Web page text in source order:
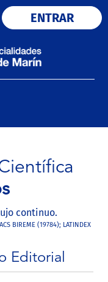
ENTRAR
continuo.
BIREME (19784); LATINDEX
Editorial